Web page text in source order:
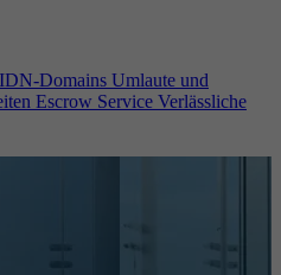
IDN-Domains Umlaute und
Escrow Service Verlässliche